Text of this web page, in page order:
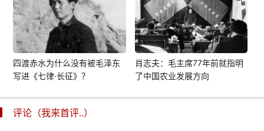
四渡赤水为什么没有被毛泽东
写进《七律·长征》？
肖志夫：毛主席77年前就指明
了中国农业发展方向
评论（我来首评..）